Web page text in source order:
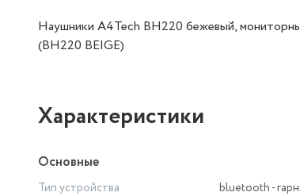
Наушники A4Tech BH220 бежевый,
(BH220 BEIGE)
Характеристики
Основные
Тип устройства
bluetooth -